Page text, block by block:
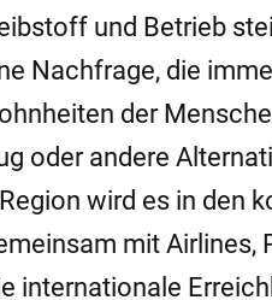
und Betrieb
Nachfrage, die
der
oder andere
wird es in den
mit
internationale